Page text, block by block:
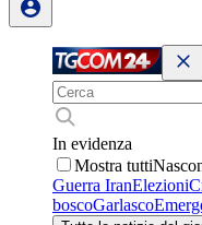
In evidenza
Mostra tutti
Guerra IranElezioni
boscoGarlasco